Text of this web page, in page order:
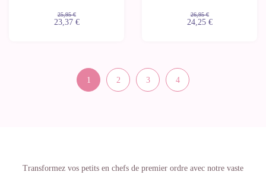
25,95 €
23,37 €
26,95 €
24,25 €
1 2 3 4
Transformez vos petits en chefs de premier ordre avec notre vaste